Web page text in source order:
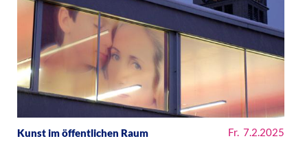
Kunst im öffentlichen Raum Fr. 7.2.2025